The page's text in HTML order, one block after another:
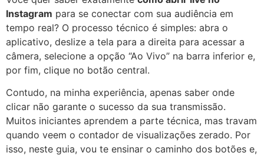
Instagram para se conectar com sua audiência em
tempo real? O processo técnico é simples: abra o
aplicativo, deslize a tela para a direita para acessar a
câmera, selecione a opção “Ao Vivo” na barra inferior e,
por fim, clique no botão central.
Contudo, na minha experiência, apenas saber onde
clicar não garante o sucesso da sua transmissão.
Muitos iniciantes aprendem a parte técnica, mas travam
quando veem o contador de visualizações zerado. Por
isso, neste guia, vou te ensinar o caminho dos botões e,